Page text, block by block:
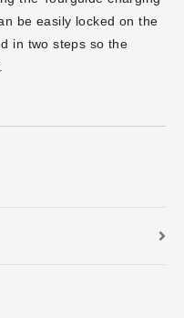
be easily locked on the
in two steps so the